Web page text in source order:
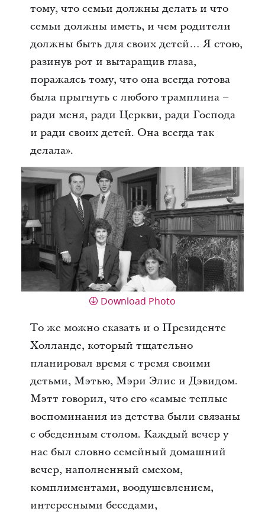
тому, что семьи должны делать и что
семьи должны иметь, и чем родители
должны быть для своих детей… Я стою,
разинув рот и вытаращив глаза,
поражаясь тому, что она всегда готова
была прыгнуть с любого трамплина –
ради меня, ради Церкви, ради Господа
и ради своих детей. Она всегда так
делала».
Download Photo
То же можно сказать и о Президенте
Холланде, который тщательно
планировал время с тремя своими
детьми, Мэтью, Мэри Элис и Дэвидом.
Мэтт говорил, что его «самые теплые
воспоминания из детства были связаны
с обеденным столом. Каждый вечер у
нас был словно семейный домашний
вечер, наполненный смехом,
комплиментами, воодушевлением,
интересными беседами,